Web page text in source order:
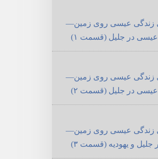
زندگی عیسی روی زمین—‏
در جلیل (‏قسمت ۱)‏
زندگی عیسی روی زمین—‏
در جلیل (‏قسمت ۲)‏
زندگی عیسی روی زمین—‏
و یهودیه (‏قسمت ۳)‏